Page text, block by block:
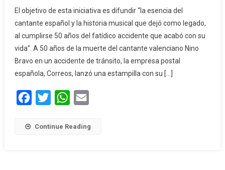
El objetivo de esta iniciativa es difundir “la esencia del
cantante español y la historia musical que dejó como legado,
al cumplirse 50 años del fatídico accidente que acabó con su
vida”. A 50 años de la muerte del cantante valenciano Nino
Bravo en un accidente de tránsito, la empresa postal
española, Correos, lanzó una estampilla con su […]
Facebook
Twitter WhatsApp
Continue Reading